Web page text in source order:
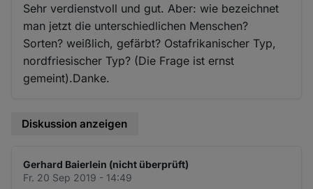
Sehr verdienstvoll und gut. Aber: wie bezeichnet
man jetzt die unterschiedlichen Menschen?
Sorten? weißlich, gefärbt? Ostafrikanischer Typ,
nordfriesischer Typ? (Die Frage ist ernst
gemeint).Danke.
Diskussion anzeigen
Gerhard Baierlein (nicht überprüft)
Fr. 20 Sep 2019 - 14:49